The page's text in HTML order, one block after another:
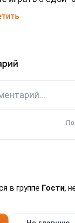
в группе Гости,